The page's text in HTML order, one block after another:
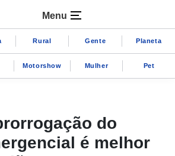
Menu
Rural Gente Planeta
Motorshow Mulher Pet
do
é melhor